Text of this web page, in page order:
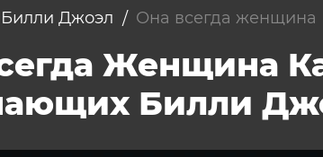
Билли Джоэл Она всегда женщина
Женщина
Билли